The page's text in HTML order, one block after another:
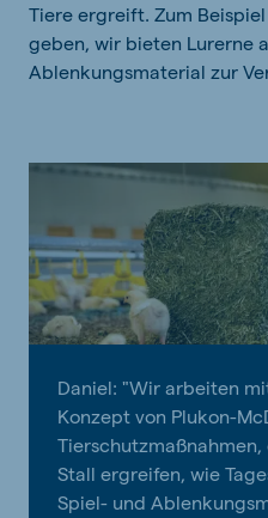
Tiere ergreift. Zum
geben, wir bieten Lurerne
Ablenkungsmaterial zur
Daniel: "Wir arbeiten
Konzept von Plukon-
Stall ergreifen, wie
Spiel- und